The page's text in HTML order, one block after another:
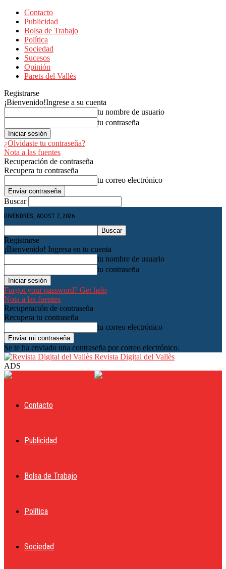
Contacto
Publicidad
Bolsa de Trabajo
Política
Sociedad
Sucesos
Opinión
Parets del Vallès
Registrarse
¡Bienvenido!Ingrese a su cuenta
tu nombre de usuario
tu contraseña
¿Olvidaste tu contraseña?
Nota a las fuentes
Recuperación de contraseña
Recupera tu contraseña
tu correo electrónico
Buscar
DIVENDRES, AGOST 7, 2026
Registrarse
¡Bienvenido! Ingresa en tu cuenta
tu nombre de usuario
tu contraseña
Forgot your password? Get help
Nota a las fuentes
Recuperación de contraseña
Recupera tu contraseña
tu correo electrónico
Se te ha enviado una contraseña por correo electrónico.
Revista Digital del Vallès
ADS
Contacto
Publicidad
Bolsa de Trabajo
Política
Sociedad